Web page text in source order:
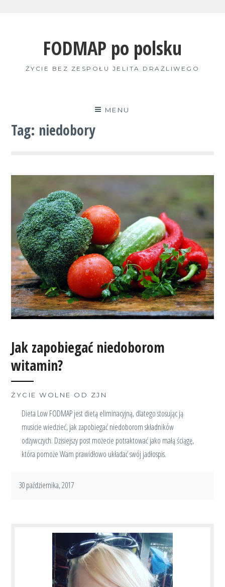
FODMAP po polsku
ŻYCIE BEZ ZESPOŁU JELITA DRAŻLIWEGO
MENU
Tag: niedobory
Jak zapobiegać niedoborom
witamin?
ŻYCIE WOLNE OD ZJN
Dieta Low FODMAP jest dietą eliminacyjną, dlatego stosując ją
musicie wiedzieć, jak zapobiegać niedoborom składników
odżywczych. Dzisiejszy post możecie potraktować jako małą ściągę,
która pomoże Wam prawidłowo układać swój jadłospis.
30 października, 2017